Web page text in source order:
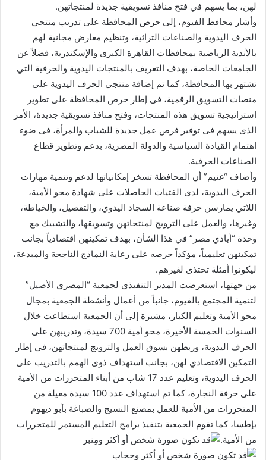
لهن، بما يسهم في فتح منافذ تسويقية جديدة لمنتجاتهن.
وأشار محافظ الفيوم، إلى حرص المحافظة على تدريب منتجي
الحرف اليدوية والصناعات التراثية، وتنظيم معارض مجانية لهم
بالأندية الرياضية بمحافظات القاهرة الكبرى والإسكندرية، فضلاً عن
الجامعات الخاصة، بهدف التعريف بالمنتجات اليدوية والحرفية التي
تشتهر بها المحافظة، كما تم إضافة منتجي الحرف اليدوية على
منصات التسويق الرقمية، فى إطار حرص المحافظة على تطوير
استراتيجية تسويق هذه المنتجات، وفتح منافذ تسويقية جديدة، الأمر
الذى يسهم فى توفير فرص عمل جديدة للشباب والمرأة، فى ضوء
اهتمام القيادة السياسية والدولة المصرية، بدعم وتطوير قطاع
الصناعات الحرفية.
وأضاف “غنيم” أن المحافظة تسخر إمكانياتها لدعم وتنمية مهارات
الحرف اليدوية، لدى الفتيات الحاصلات على شهادة محو الأمية،
اللاتي يمارسن حرفة صناعة السجاد اليدوي، والتفصيل، والخياطة،
وغيرها، والعمل على الترويج لمنتجاتهن وتسويقها، والتشبيك مع
وحدة “أيادي مصر” في هذا الشأن، بهدف تمكينهن اقتصادياً بجانب
تمكينهن تعليمياً، مؤكداً حرصه على رعاية النماذج الناجحة والمبدعة،
ليكونوا أمثلة تحتذى لغيرهم.
من جهتها، استعرضت المدير التنفيذي لجمعية “المصري الأصيل”
لتنمية المجتمع بالفيوم، جانباً من أعمال وأنشطة الجمعية بمجال
محو الأمية وتعليم الكبار، مشيرة إلى أن الجمعية استطاعت خلال
السنوات الخمسة الأخيرة، محو أمية 700 سيدة، وتدريبهن على
الحرف اليدوية، وربطهن بسوق العمل والترويج لمنتجاتهن، في إطار
التمكين الاقتصادي لهن، بجانب استهداف ذوى الهمم بالتدريب على
الحرف اليدوية، وتعليم عدد 17 شاب من أبناء المتحررات من الأمية
على حرفة النجارة، كما تم استهداف عدد 100 سيدة معيلة من
المتحررات من الأمية للعمل بمصنع النسيج والصباغة بأبو ديهوم
بإطسا، كما تقوم الجمعية بتنفيذ برامج التعليم المستمر للمتحررات
من الأمية.